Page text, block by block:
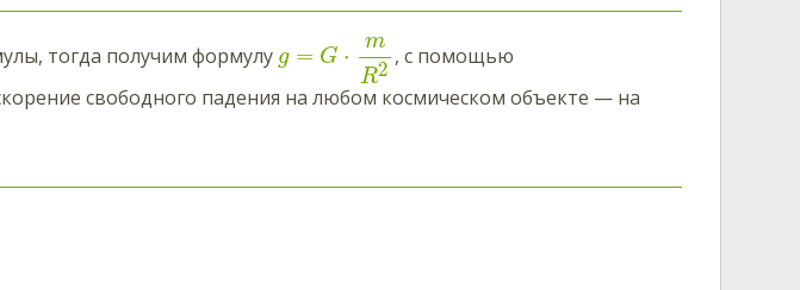
тогда получим формулу g = G ⋅
m
R2
, с помощью
свободного падения на любом космическом объекте — на